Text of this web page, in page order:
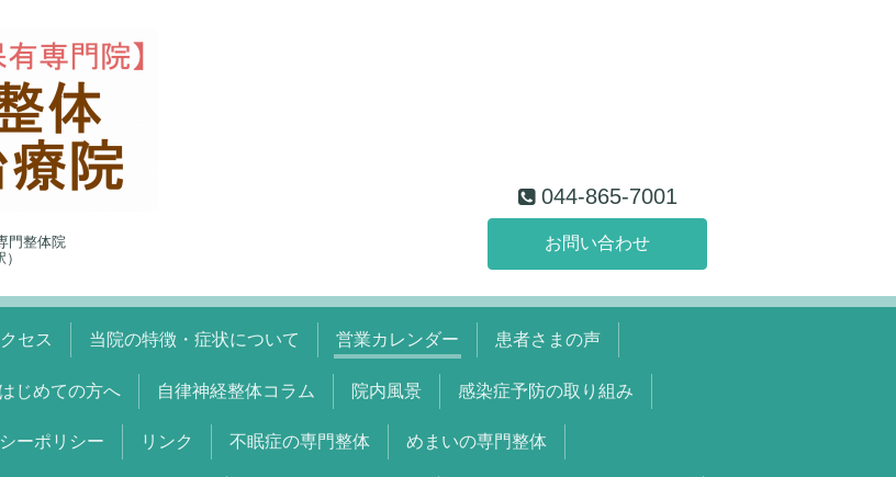
門整体院
044-865-7001
お問い合わせ
セス 当院の特徴・症状について 営業カレンダー 患者さまの声
はじめての方へ 自律神経整体コラム 院内風景 感染症予防の取り組み
ーポリシー リンク 不眠症の専門整体 めまいの専門整体